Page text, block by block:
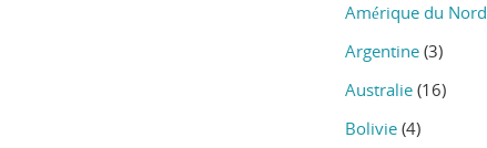
Amérique du Nord
Argentine (3)
Australie (16)
Bolivie (4)